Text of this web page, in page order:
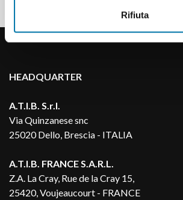
Rifiuta
HEADQUARTER
A.T.I.B. S.r.l.
Via Quinzanese snc
25020 Dello, Brescia - ITALIA
A.T.I.B. FRANCE S.A.R.L.
Z.A. La Cray, Rue de la Cray 15,
25420, Voujeaucourt - FRANCE